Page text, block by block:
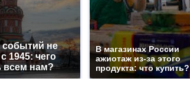
событий не
1945: чего
всем нам?
В магазинах России
ажиотаж из-за этого
продукта: что купить?